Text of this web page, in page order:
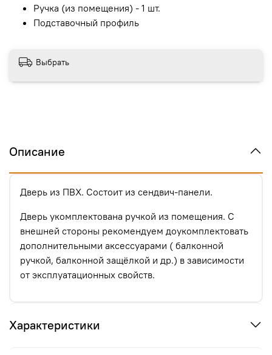
Ручка (из помещения) - 1 шт.
Подставочный профиль
Выбрать
Описание
Дверь из ПВХ. Состоит из сендвич-панели.
Дверь укомплектована ручкой из помещения. С
внешней стороны рекомендуем доукомплектовать
дополнительными аксессуарами ( балконной
ручкой, балконной защёлкой и др.) в зависимости
от эксплуатационных свойств.
Характеристики